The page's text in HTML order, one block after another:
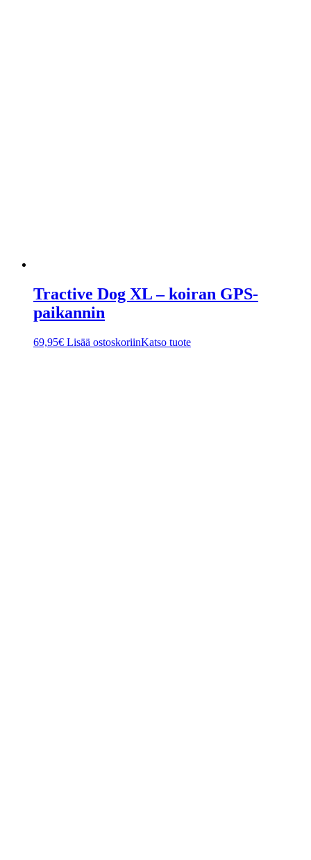
Tractive Dog XL – koiran GPS-
paikannin
69,95€ Lisää ostoskoriinKatso tuote